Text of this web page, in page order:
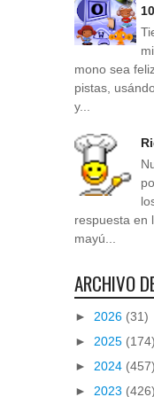
mono sea
pistas,
y...
respuesta en
mayú...
ARCHIVO
► 2026 (31)
► 2025 (174)
► 2024 (457)
► 2023 (426)